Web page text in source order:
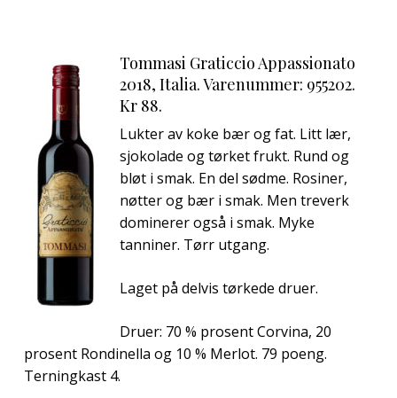
Tommasi Graticcio Appassionato
2018, Italia. Varenummer: 955202.
Kr 88.
Lukter av koke bær og fat. Litt lær,
sjokolade og tørket frukt. Rund og
bløt i smak. En del sødme. Rosiner,
nøtter og bær i smak. Men treverk
dominerer også i smak. Myke
tanniner. Tørr utgang.
Laget på delvis tørkede druer.
Druer: 70 % prosent Corvina, 20
prosent Rondinella og 10 % Merlot. 79 poeng.
Terningkast 4.